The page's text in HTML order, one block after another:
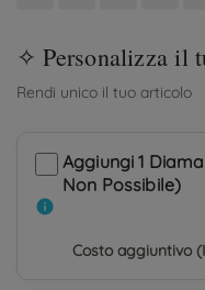
Aggiungi 1
Non Possibile)
info
Costo aggiuntivo